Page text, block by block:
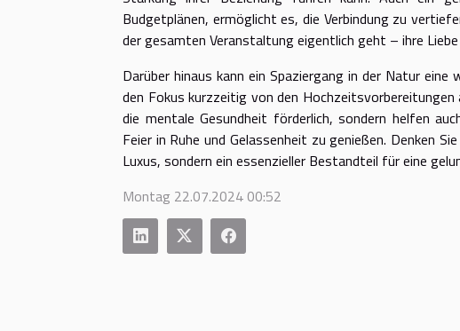
Budgetplänen, ermöglicht es, die Verbindung zu
der gesamten Veranstaltung eigentlich geht – ihre
Darüber hinaus kann ein Spaziergang in der Natur
den Fokus kurzzeitig von den
die mentale Gesundheit förderlich, sondern helfen
Feier in Ruhe und Gelassenheit zu genießen. Denken
Luxus, sondern ein essenzieller Bestandteil für eine
Montag 22.07.2024 00:52